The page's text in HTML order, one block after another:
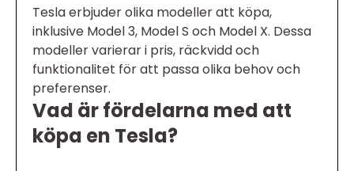
Tesla erbjuder olika modeller att köpa,
inklusive Model 3, Model S och Model X. Dessa
modeller varierar i pris, räckvidd och
funktionalitet för att passa olika behov och
preferenser.
Vad är fördelarna med att
köpa en Tesla?